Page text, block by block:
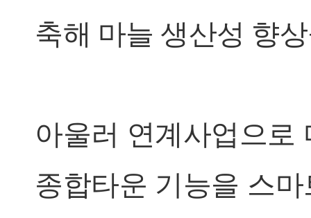
축해 마늘 생산성 향
아울러 연계사업으로
종합타운 기능을 스